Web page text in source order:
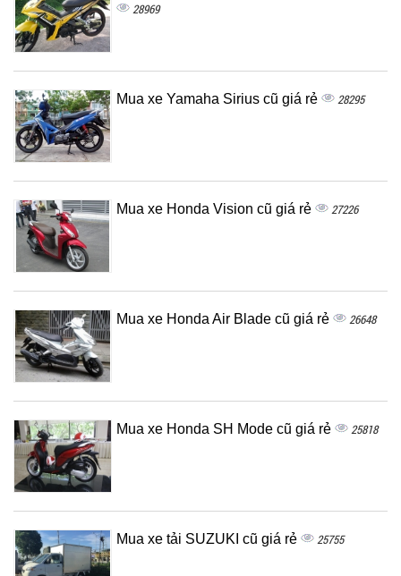
28969
Mua xe Yamaha Sirius cũ giá rẻ 28295
Mua xe Honda Vision cũ giá rẻ 27226
Mua xe Honda Air Blade cũ giá rẻ 26648
Mua xe Honda SH Mode cũ giá rẻ 25818
Mua xe tải SUZUKI cũ giá rẻ 25755